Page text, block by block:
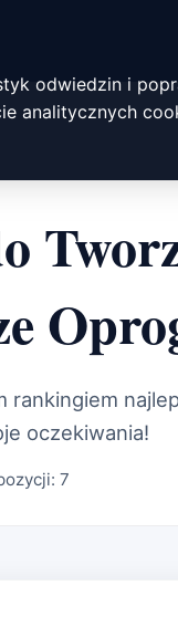
odwiedzin i
analitycznych
oczekiwania!
7